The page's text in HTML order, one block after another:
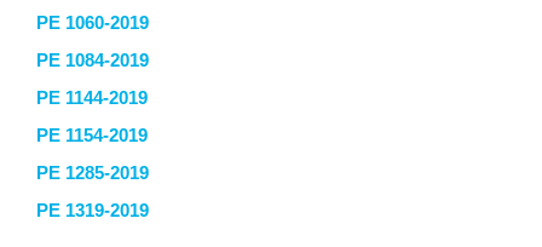
PE 1060-2019
PE 1084-2019
PE 1144-2019
PE 1154-2019
PE 1285-2019
PE 1319-2019